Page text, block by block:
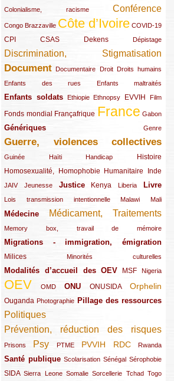
Colonialisme, racisme
(19/289) Conférence
(118/289)
Congo Brazzaville
(24/289) Côte d’Ivoire
(263/289) COVID-19
(13/289)
CPI
(48/289) CSAS
(32/289) Dekens
(29/289) Dépistage
(19/289)
Discrimination, Stigmatisation
(131/289)
Document
(145/289) Documentaire
(9/289) Droit
(20/289) Droits humains
(22/289)
Enfants des rues
(21/289) Enfants maltraités
(10/289)
Enfants soldats
(68/289) Ethiopie
(12/289) Ethnopsy
(15/289) EVVIH
(55/289) Film
(22/289)
Fonds mondial
(48/289) Françafrique
(39/289) France
(289/289) Gabon
(12/289)
Génériques
(59/289) Genre
(22/289)
Guerre, violences collectives
(149/289)
Guinée
(12/289) Haïti
(15/289) Handicap
(10/289) Histoire
(49/289)
Homosexualité, Homophobie
(44/289) Humanitaire
(47/289) Inde
(34/289)
JAIV
(10/289)Jeunesse
(21/289) Justice
(65/289) Kenya
(35/289) Liberia
(25/289) Livre
(62/289)
Lois transmission intentionnelle
(24/289) Malawi
(11/289) Mali
(21/289)
Médecine
(62/289) Médicament, Traitements
(142/289)
Memory box, travail de mémoire
(11/289)
Migrations - immigration, émigration
(67/289)
Milices
(34/289) Minorités culturelles
(15/289)
Modalités d’accueil des OEV
(58/289) MSF
(54/289) Nigeria
(27/289)
OEV
(269/289) OMD
(26/289) ONU
(58/289) ONUSIDA
(44/289) Orphelin
(112/289)
Ouganda
(29/289) Photographie
(27/289) Pillage des ressources
(77/289)
Politiques
(120/289)
Prévention, réduction des risques
(131/289)
Prisons
(22/289) Psy
(119/289) PTME
(12/289) PVVIH
(111/289) RDC
(104/289) Rwanda
(23/289)
Santé publique
(59/289) Scolarisation
(9/289) Sénégal
(13/289) Sérophobie
(19/289)
SIDA
(29/289)Sierra Leone
(13/289) Somalie
(12/289) Sorcellerie
(19/289) Tchad
(10/289) Togo
(15/289)